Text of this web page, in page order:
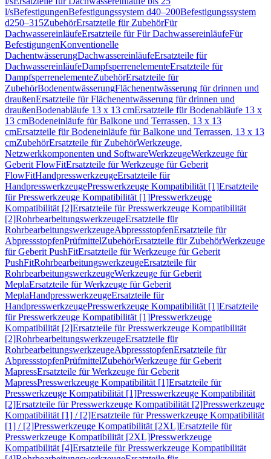
l/sBefestigungenBefestigungssystem d40–200Befestigungssystem
d250–315ZubehörErsatzteile für ZubehörFür
DachwassereinläufeErsatzteile für Für DachwassereinläufeFür
BefestigungenKonventionelle
DachentwässerungDachwassereinläufeErsatzteile für
DachwassereinläufeDampfsperrenelementeErsatzteile für
DampfsperrenelementeZubehörErsatzteile für
ZubehörBodenentwässerungFlächenentwässerung für drinnen und
draußenErsatzteile für Flächenentwässerung für drinnen und
draußenBodenabläufe 13 x 13 cmErsatzteile für Bodenabläufe 13 x
13 cmBodeneinläufe für Balkone und Terrassen, 13 x 13
cmErsatzteile für Bodeneinläufe für Balkone und Terrassen, 13 x 13
cmZubehörErsatzteile für ZubehörWerkzeuge,
Netzwerkkomponenten und SoftwareWerkzeugeWerkzeuge für
Geberit FlowFitErsatzteile für Werkzeuge für Geberit
FlowFitHandpresswerkzeugeErsatzteile für
HandpresswerkzeugePresswerkzeuge Kompatibilität [1]Ersatzteile
für Presswerkzeuge Kompatibilität [1]Presswerkzeuge
Kompatibilität [2]Ersatzteile für Presswerkzeuge Kompatibilität
[2]RohrbearbeitungswerkzeugeErsatzteile für
RohrbearbeitungswerkzeugeAbpressstopfenErsatzteile für
AbpressstopfenPrüfmittelZubehörErsatzteile für ZubehörWerkzeuge
für Geberit PushFitErsatzteile für Werkzeuge für Geberit
PushFitRohrbearbeitungswerkzeugeErsatzteile für
RohrbearbeitungswerkzeugeWerkzeuge für Geberit
MeplaErsatzteile für Werkzeuge für Geberit
MeplaHandpresswerkzeugeErsatzteile für
HandpresswerkzeugePresswerkzeuge Kompatibilität [1]Ersatzteile
für Presswerkzeuge Kompatibilität [1]Presswerkzeuge
Kompatibilität [2]Ersatzteile für Presswerkzeuge Kompatibilität
[2]RohrbearbeitungswerkzeugeErsatzteile für
RohrbearbeitungswerkzeugeAbpressstopfenErsatzteile für
AbpressstopfenPrüfmittelZubehörWerkzeuge für Geberit
MapressErsatzteile für Werkzeuge für Geberit
MapressPresswerkzeuge Kompatibilität [1]Ersatzteile für
Presswerkzeuge Kompatibilität [1]Presswerkzeuge Kompatibilität
[2]Ersatzteile für Presswerkzeuge Kompatibilität [2]Presswerkzeuge
Kompatibilität [1] / [2]Ersatzteile für Presswerkzeuge Kompatibilität
[1] / [2]Presswerkzeuge Kompatibilität [2XL]Ersatzteile für
Presswerkzeuge Kompatibilität [2XL]Presswerkzeuge
Kompatibilität [4]Ersatzteile für Presswerkzeuge Kompatibilität